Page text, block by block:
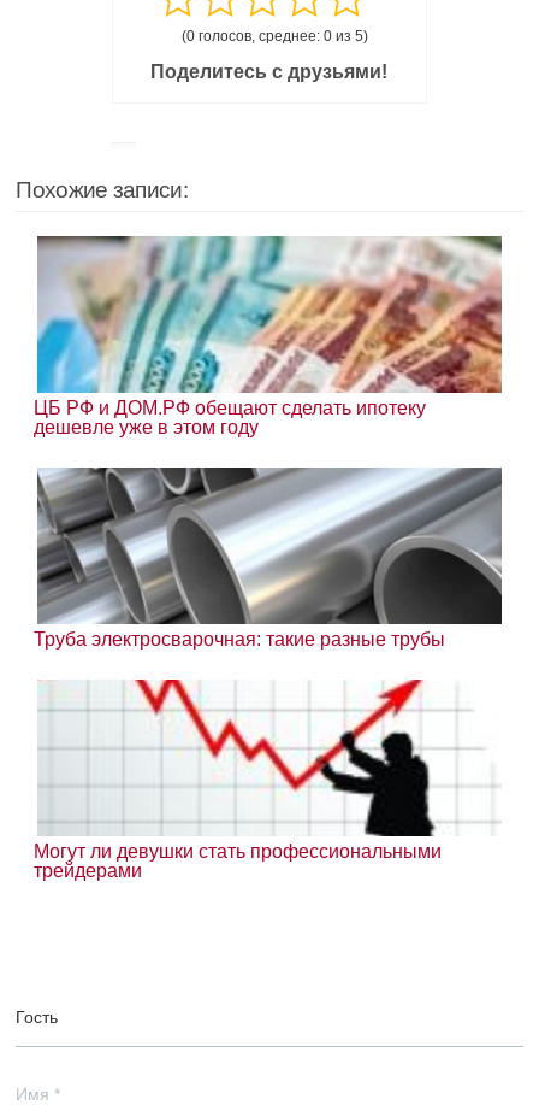
(0 голосов, среднее: 0 из 5)
Поделитесь с друзьями!
Похожие записи:
ЦБ РФ и ДОМ.РФ обещают сделать ипотеку
дешевле уже в этом году
Труба электросварочная: такие разные трубы
Могут ли девушки стать профессиональными
трейдерами
Гость
Имя *